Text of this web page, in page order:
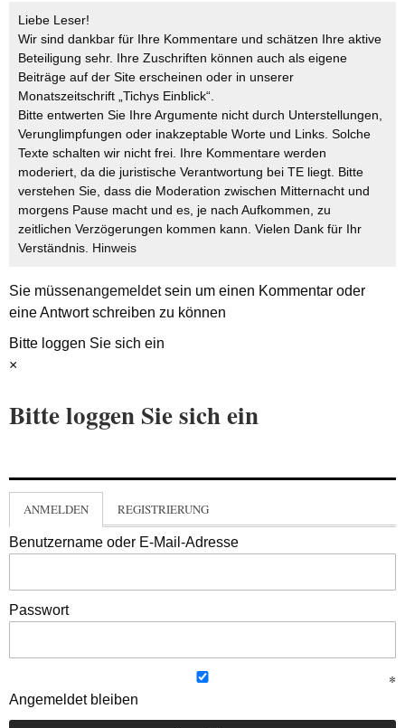
Liebe Leser!
Wir sind dankbar für Ihre Kommentare und schätzen Ihre aktive
Beteiligung sehr. Ihre Zuschriften können auch als eigene
Beiträge auf der Site erscheinen oder in unserer
Monatszeitschrift „Tichys Einblick“.
Bitte entwerten Sie Ihre Argumente nicht durch Unterstellungen,
Verunglimpfungen oder inakzeptable Worte und Links. Solche
Texte schalten wir nicht frei. Ihre Kommentare werden
moderiert, da die juristische Verantwortung bei TE liegt. Bitte
verstehen Sie, dass die Moderation zwischen Mitternacht und
morgens Pause macht und es, je nach Aufkommen, zu
zeitlichen Verzögerungen kommen kann. Vielen Dank für Ihr
Verständnis. Hinweis
Sie müssenangemeldetsein um einen Kommentar oder
eine Antwort schreiben zu können
Bitte loggen Sie sich ein
×
Bitte loggen Sie sich ein
ANMELDEN REGISTRIERUNG
Benutzername oder E-Mail-Adresse
Passwort
Angemeldet bleiben